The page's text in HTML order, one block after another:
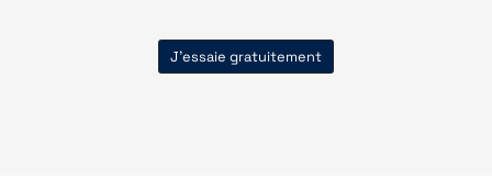
J'essaie gratuitement